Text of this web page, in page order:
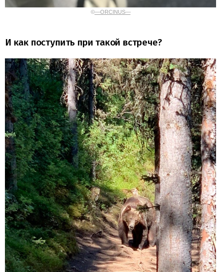
©—ORCINUS—
И как поступить при такой встрече?